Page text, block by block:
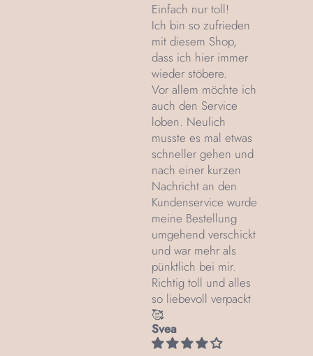
Einfach nur toll!
Ich bin so zufrieden
mit diesem Shop,
dass ich hier immer
wieder stöbere.
Vor allem möchte ich
auch den Service
loben. Neulich
musste es mal etwas
schneller gehen und
nach einer kurzen
Nachricht an den
Kundenservice wurde
meine Bestellung
umgehend verschickt
und war mehr als
pünktlich bei mir.
Richtig toll und alles
so liebevoll verpackt
🥰
Svea